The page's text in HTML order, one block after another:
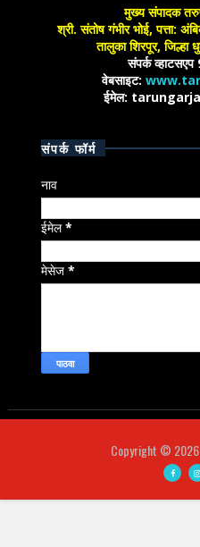
मुख्य संपादक
श्री. संतोष गंभीर भोई, पत्ता:
तालुका शिरपूर, जिल्हा
संपर्क
वेबसाइट:
ईमेल:
संपर्क फॉर्म
नाव
ईमेल*
मेसेज*
Copyright ©